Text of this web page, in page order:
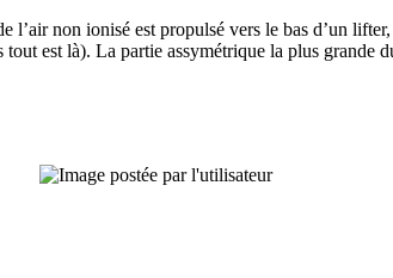
non ionisé est propulsé vers le bas d’un
est là). La partie assymétrique la plus